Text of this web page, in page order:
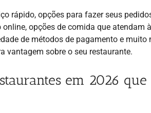
rápido, opções para fazer seus
opções de comida que atendam
de métodos de pagamento e muito
vantagem sobre o seu restaurante.
em 2026 que